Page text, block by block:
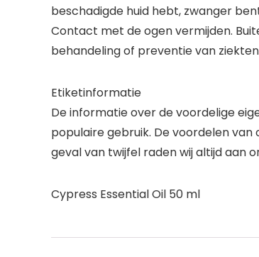
beschadigde huid hebt, zwanger
Contact met de ogen vermijden.
behandeling of preventie van
Etiketinformatie
De informatie over de voordelige
populaire gebruik. De voordelen
geval van twijfel raden wij altijd aan
Cypress Essential Oil 50 ml